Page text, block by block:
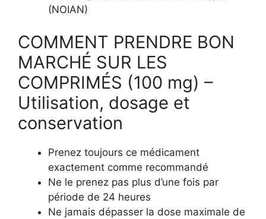
(NOIAN)
COMMENT PRENDRE BON
MARCHÉ SUR LES
COMPRIMÉS (100 mg) –
Utilisation, dosage et
conservation
Prenez toujours ce médicament
exactement comme recommandé
Ne le prenez pas plus d’une fois par
période de 24 heures
Ne jamais dépasser la dose maximale de